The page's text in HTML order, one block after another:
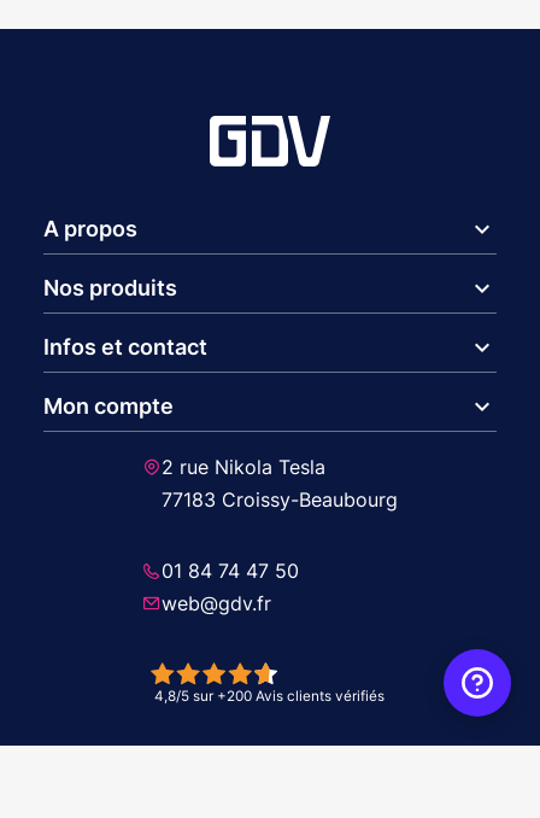
A propos expand_more
Nos produits expand_more
Infos et contact expand_more
Mon compte expand_more
2 rue Nikola Tesla
77183 Croissy-Beaubourg
01 84 74 47 50
web@gdv.fr